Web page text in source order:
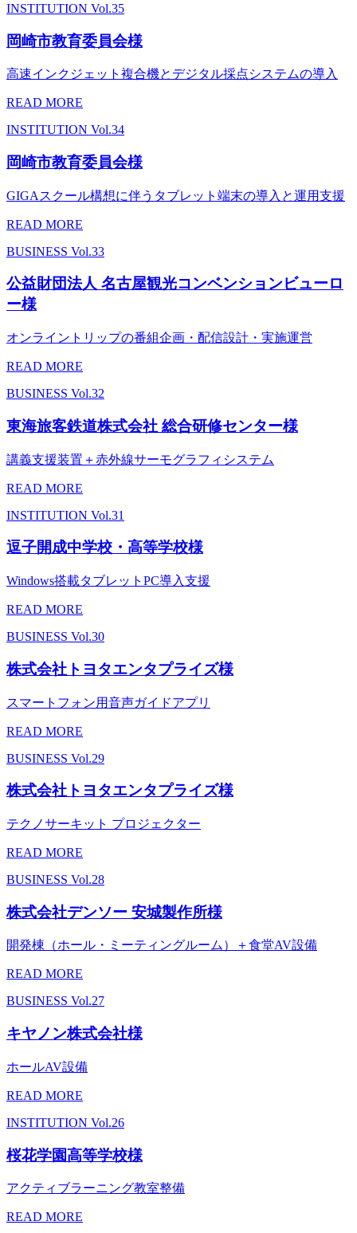
INSTITUTION Vol.35
岡崎市教育委員会様
高速インクジェット複合機とデジタル採点システムの導入
READ MORE
INSTITUTION Vol.34
岡崎市教育委員会様
GIGAスクール構想に伴うタブレット端末の導入と運用支援
READ MORE
BUSINESS Vol.33
公益財団法人 名古屋観光コンベンションビューロ
ー様
オンライントリップの番組企画・配信設計・実施運営
READ MORE
BUSINESS Vol.32
東海旅客鉄道株式会社 総合研修センター様
講義支援装置＋赤外線サーモグラフィシステム
READ MORE
INSTITUTION Vol.31
逗子開成中学校・高等学校様
Windows搭載タブレットPC導入支援
READ MORE
BUSINESS Vol.30
株式会社トヨタエンタプライズ様
スマートフォン用音声ガイドアプリ
READ MORE
BUSINESS Vol.29
株式会社トヨタエンタプライズ様
テクノサーキット プロジェクター
READ MORE
BUSINESS Vol.28
株式会社デンソー 安城製作所様
開発棟（ホール・ミーティングルーム）＋食堂AV設備
READ MORE
BUSINESS Vol.27
キヤノン株式会社様
ホールAV設備
READ MORE
INSTITUTION Vol.26
桜花学園高等学校様
アクティブラーニング教室整備
READ MORE